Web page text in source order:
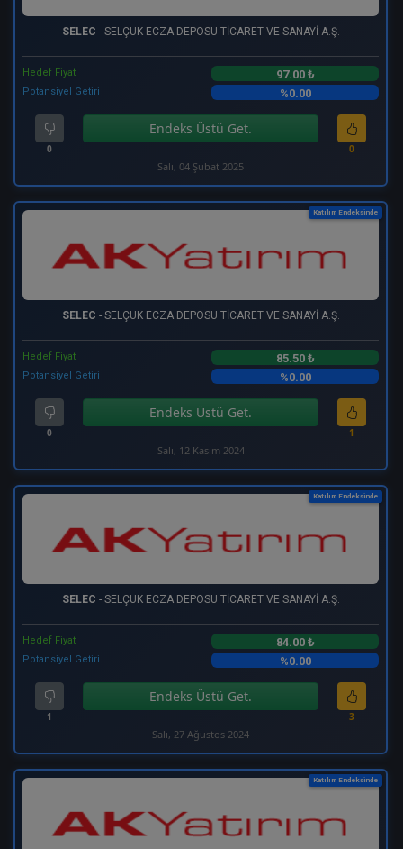
SELEC - SELÇUK ECZA DEPOSU TİCARET VE SANAYİ A.Ş.
Hedef Fiyat 97.00 ₺
Potansiyel Getiri %0.00
0
Endeks Üstü Get.
0
Salı, 04 Şubat 2025
Katılım Endeksinde
SELEC - SELÇUK ECZA DEPOSU TİCARET VE SANAYİ A.Ş.
Hedef Fiyat 85.50 ₺
Potansiyel Getiri %0.00
0
Endeks Üstü Get.
1
Salı, 12 Kasım 2024
Katılım Endeksinde
SELEC - SELÇUK ECZA DEPOSU TİCARET VE SANAYİ A.Ş.
Hedef Fiyat 84.00 ₺
Potansiyel Getiri %0.00
1
Endeks Üstü Get.
3
Salı, 27 Ağustos 2024
Katılım Endeksinde